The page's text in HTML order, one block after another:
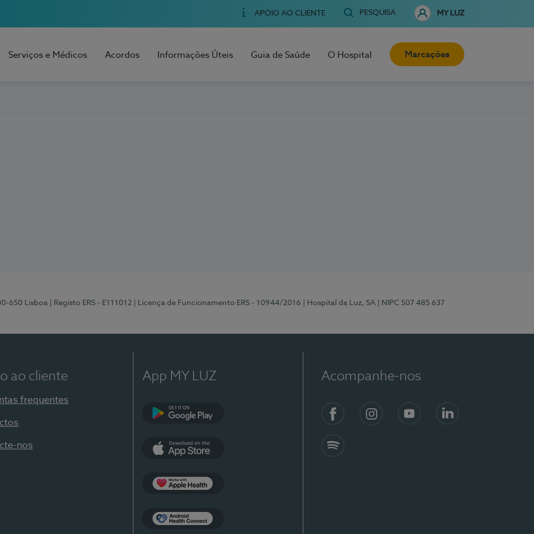
APOIO AO CLIENTE PESQUISA MY LUZ
Serviços e Médicos Acordos Informações Úteis Guia de Saúde O Hospital Marcações
650 Lisboa | Registo ERS - E111012 | Licença de Funcionamento ERS - 10944/2016 | Hospital da Luz, SA | NIPC 507 485 637
ao cliente
frequentes
nos
App MY LUZ Acompanhe-nos